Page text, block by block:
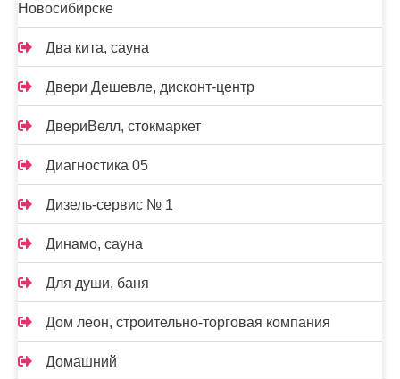
Новосибирске
Два кита, сауна
Двери Дешевле, дисконт-центр
ДвериВелл, стокмаркет
Диагностика 05
Дизель-сервис № 1
Динамо, сауна
Для души, баня
Дом леон, строительно-торговая компания
Домашний